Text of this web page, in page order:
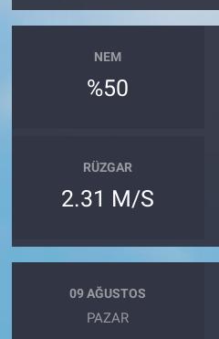
NEM
%50
RÜZGAR
2.31 M/S
09 AĞUSTOS
PAZAR